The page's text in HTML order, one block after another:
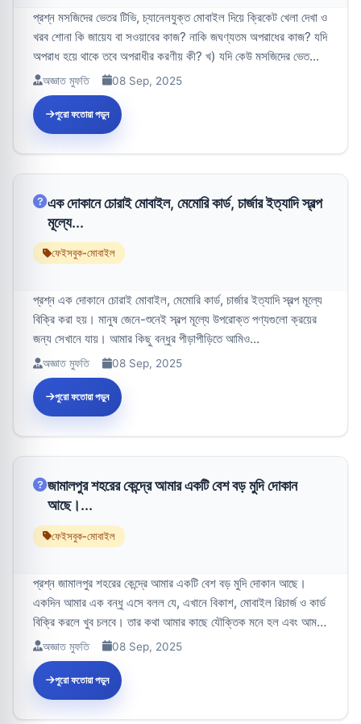
প্রশ্ন মসজিদের ভেতর টিভি, চ্যানেলযুক্ত মোবাইল দিয়ে ক্রিকেট খেলা দেখা ও
খরব শোনা কি জায়েয বা সওয়াবের কাজ? নাকি জঘণ্যতম অপরাধের কাজ? যদি
অপরাধ হয়ে থাকে তবে অপরাধীর করণীয় কী? খ) যদি কেউ মসজিদের ভেত...
অজ্ঞাত মুফতি 08 Sep, 2025
পুরো ফতোয়া পড়ুন
এক দোকানে চোরাই মোবাইল, মেমোরি কার্ড, চার্জার ইত্যাদি স্বল্প
মূল্যে...
ফেইসবুক-মোবাইল
প্রশ্ন এক দোকানে চোরাই মোবাইল, মেমোরি কার্ড, চার্জার ইত্যাদি স্বল্প মূল্যে
বিক্রি করা হয়। মানুষ জেনে-শুনেই স্বল্প মূল্যে উপরোক্ত পণ্যগুলো ক্রয়ের
জন্য সেখানে যায়। আমার কিছু বন্ধুর পীড়াপীড়িতে আমিও...
অজ্ঞাত মুফতি 08 Sep, 2025
পুরো ফতোয়া পড়ুন
জামালপুর শহরের কেন্দ্রে আমার একটি বেশ বড় মুদি দোকান
আছে।...
ফেইসবুক-মোবাইল
প্রশ্ন জামালপুর শহরের কেন্দ্রে আমার একটি বেশ বড় মুদি দোকান আছে।
একদিন আমার এক বন্ধু এসে বলল যে, এখানে বিকাশ, মোবাইল রিচার্জ ও কার্ড
বিক্রি করলে খুব চলবে। তার কথা আমার কাছে যৌক্তিক মনে হল এবং আমরা
যৌথ...
অজ্ঞাত মুফতি 08 Sep, 2025
পুরো ফতোয়া পড়ুন